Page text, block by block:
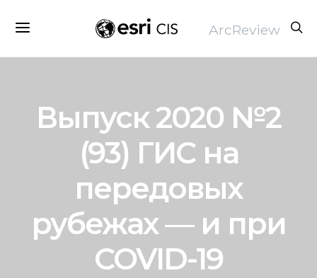
ArcReview
Выпуск 2020 №2
(93) ГИС на
передовых
рубежах — и при
COVID-19